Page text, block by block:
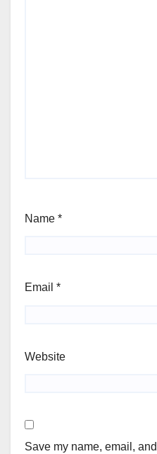
Name *
Email *
Website
Save my name, email,